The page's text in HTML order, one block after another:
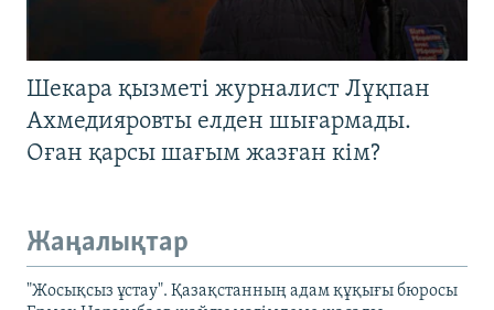
Шекара қызметі журналист Лұқпан
Ахмедияровты елден шығармады.
Оған қарсы шағым жазған кім?
Жаңалықтар
"Жосықсыз ұстау". Қазақстанның адам құқығы бюросы